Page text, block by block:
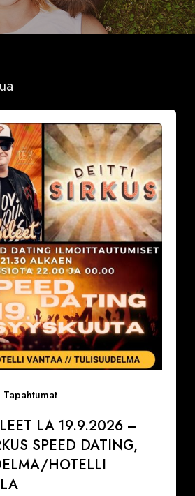
Tapahtumat
LA 19.9.2026 –
SPEED DATING,
HOTELLI